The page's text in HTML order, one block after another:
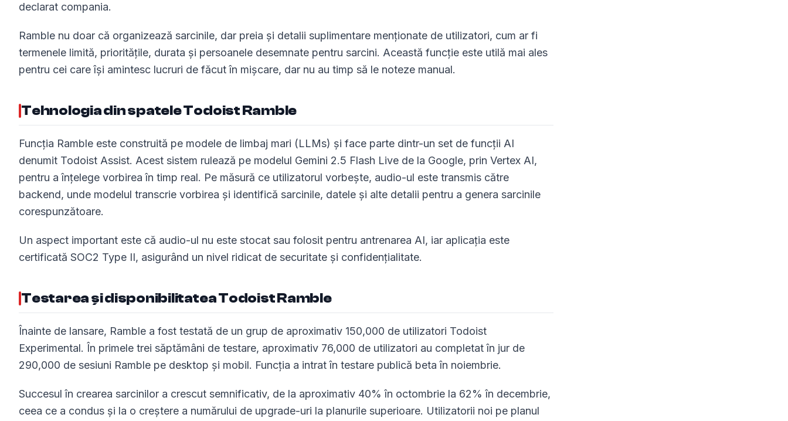
declarat compania.
Ramble nu doar că organizează sarcinile, dar preia și detalii suplimentare menționate de utilizatori, cum ar fi
termenele limită, prioritățile, durata și persoanele desemnate pentru sarcini. Această funcție este utilă mai ales
pentru cei care își amintesc lucruri de făcut în mișcare, dar nu au timp să le noteze manual.
Tehnologia din spatele Todoist Ramble
Funcția Ramble este construită pe modele de limbaj mari (LLMs) și face parte dintr-un set de funcții AI
denumit Todoist Assist. Acest sistem rulează pe modelul Gemini 2.5 Flash Live de la Google, prin Vertex AI,
pentru a înțelege vorbirea în timp real. Pe măsură ce utilizatorul vorbește, audio-ul este transmis către
backend, unde modelul transcrie vorbirea și identifică sarcinile, datele și alte detalii pentru a genera sarcinile
corespunzătoare.
Un aspect important este că audio-ul nu este stocat sau folosit pentru antrenarea AI, iar aplicația este
certificată SOC2 Type II, asigurând un nivel ridicat de securitate și confidențialitate.
Testarea și disponibilitatea Todoist Ramble
Înainte de lansare, Ramble a fost testată de un grup de aproximativ 150,000 de utilizatori Todoist
Experimental. În primele trei săptămâni de testare, aproximativ 76,000 de utilizatori au completat în jur de
290,000 de sesiuni Ramble pe desktop și mobil. Funcția a intrat în testare publică beta în noiembrie.
Succesul în crearea sarcinilor a crescut semnificativ, de la aproximativ 40% în octombrie la 62% în decembrie,
ceea ce a condus și la o creștere a numărului de upgrade-uri la planurile superioare. Utilizatorii noi pe planul